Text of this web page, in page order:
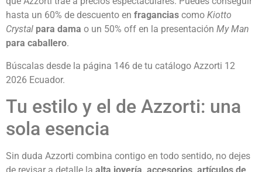
hasta un 60% de descuento en fragancias como Kiotto
Crystal para dama o un 50% off en la presentación My Man
para caballero.
Búscalas desde la página 146 de tu catálogo Azzorti 12
2026 Ecuador.
Tu estilo y el de Azzorti: una
sola esencia
Sin duda Azzorti combina contigo en todo sentido, no dejes